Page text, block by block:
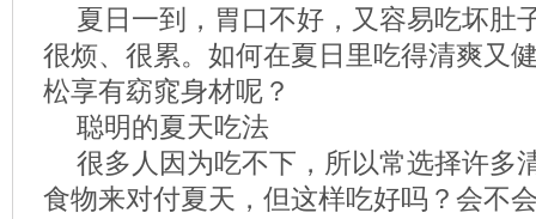
夏日一到，胃口不好，又容易吃坏肚
很烦、很累。如何在夏日里吃得清爽又
松享有窈窕身材呢？
聪明的夏天吃法
很多人因为吃不下，所以常选择许多
食物来对付夏天，但这样吃好吗？会不